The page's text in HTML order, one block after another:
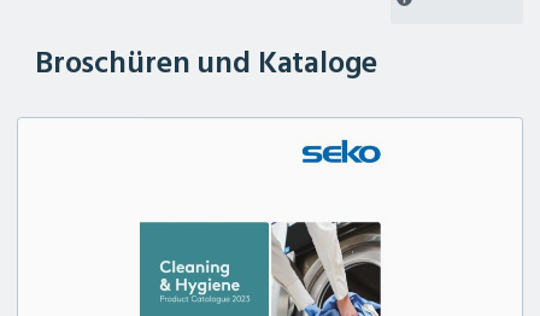
Broschüren und Kataloge